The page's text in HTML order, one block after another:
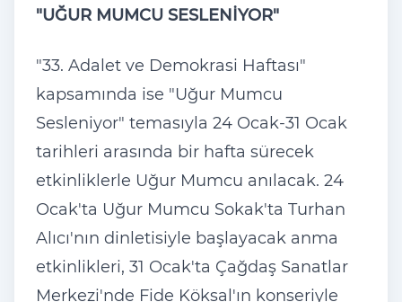
"UĞUR MUMCU SESLENİYOR"
"33. Adalet ve Demokrasi Haftası"
kapsamında ise "Uğur Mumcu
Sesleniyor" temasıyla 24 Ocak-31 Ocak
tarihleri arasında bir hafta sürecek
etkinliklerle Uğur Mumcu anılacak. 24
Ocak'ta Uğur Mumcu Sokak'ta Turhan
Alıcı'nın dinletisiyle başlayacak anma
etkinlikleri, 31 Ocak'ta Çağdaş Sanatlar
Merkezi'nde Fide Köksal'ın konseriyle